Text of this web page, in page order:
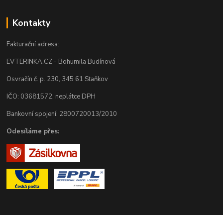
Kontakty
Fakturační adresa:
EVTERINKA.CZ - Bohumila Budínová
Osvračín č. p. 230, 345 61 Staňkov
IČO: 03681572, neplátce DPH
Bankovní spojení: 2800720013/2010
Odesíláme přes: